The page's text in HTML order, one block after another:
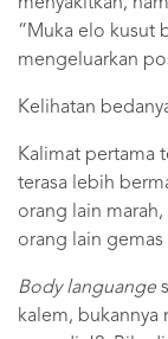
“Muka elo kusut
mengeluarkan
Kelihatan
Kalimat pertama
terasa lebih
orang lain
orang lain
Body languange
kalem,